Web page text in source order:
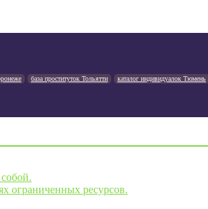
база проституток Тольятти каталог индивидуалок Тюмень
ограниченных ресурсов.